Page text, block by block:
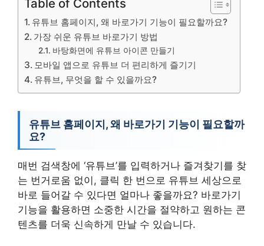
Table of Contents
유튜브 홈페이지, 왜 바로가기 기능이 필요할까요?
가장 쉬운 유튜브 바로가기 방법
바탕화면에 유튜브 아이콘 만들기
모바일 앱으로 유튜브 더 편리하게 즐기기
유튜브, 무엇을 할 수 있을까요?
유튜브 홈페이지, 왜 바로가기 기능이 필요할까
요?
매번 검색창에 ‘유튜브’를 입력하거나 즐겨찾기를 찾
는 번거로움 없이, 클릭 한 번으로 유튜브 세상으로
바로 들어갈 수 있다면 얼마나 좋을까요? 바로가기
기능을 활용하면 소중한 시간을 절약하고 원하는 콘
텐츠를 더욱 신속하게 만날 수 있습니다.